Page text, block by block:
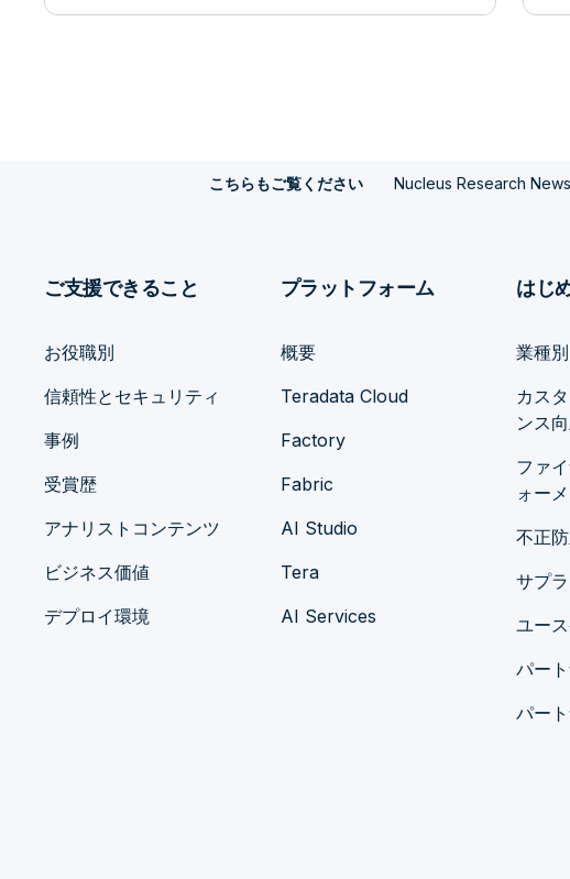
こちらもご覧ください Nucleus Research
ご支援できること
お役職別
信頼性とセキュリティ
事例
受賞歴
アナリストコンテンツ
ビジネス価値
デプロイ環境
プラットフォーム
概要
Teradata Cloud
Factory
Fabric
AI Studio
Tera
AI Services
はじ
業種別
カス
ンス
ファ
ォー
不正
サプ
ユー
パー
パー